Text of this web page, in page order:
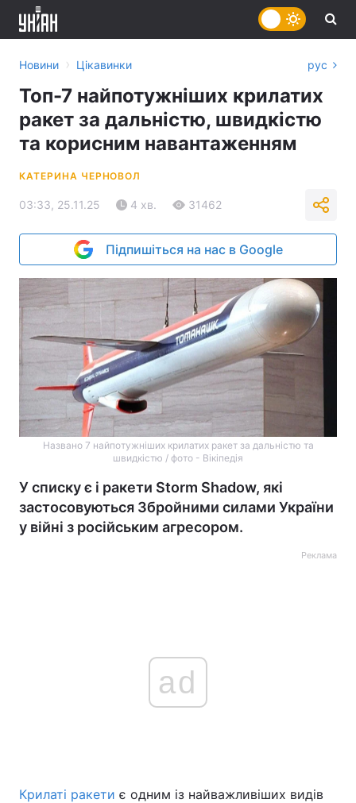
Новини › Цікавинки рус
Топ-7 найпотужніших крилатих
ракет за дальністю, швидкістю
та корисним навантаженням
КАТЕРИНА ЧЕРНОВОЛ
03:33, 25.11.25 4 хв. 31462
Підпишіться на нас в Google
Названо 7 найпотужніших крилатих ракет за дальністю та
швидкістю / фото - Вікіпедія
У списку є і ракети Storm Shadow, які
застосовуються Збройними силами України
у війні з російським агресором.
Реклама
ad
Крилаті ракети є одним із найважливіших видів